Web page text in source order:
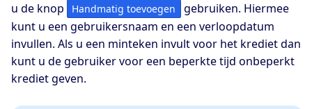
u de knop
Handmatig toevoegen
gebruiken. Hiermee
kunt u een gebruikersnaam en een verloopdatum
invullen. Als u een minteken invult voor het krediet dan
kunt u de gebruiker voor een beperkte tijd onbeperkt
krediet geven.